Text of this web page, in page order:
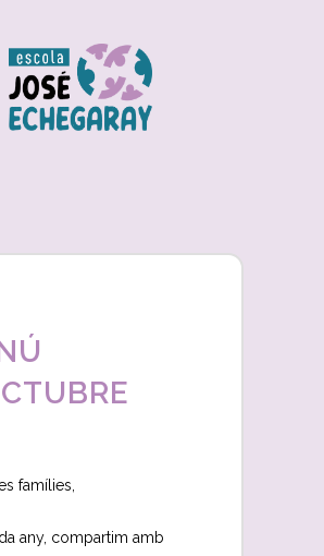
famílies,
any, compartim amb